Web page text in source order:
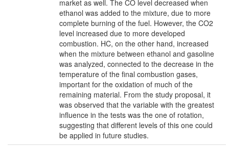
market as well. The CO level decreased when
ethanol was added to the mixture, due to more
complete burning of the fuel. However, the CO2
level increased due to more developed
combustion. HC, on the other hand, increased
when the mixture between ethanol and gasoline
was analyzed, connected to the decrease in the
temperature of the final combustion gases,
important for the oxidation of much of the
remaining material. From the study proposal, it
was observed that the variable with the greatest
influence in the tests was the one of rotation,
suggesting that different levels of this one could
be applied in future studies.